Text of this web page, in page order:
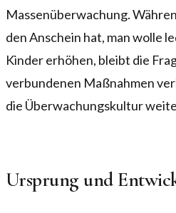
Massenüberwachung.
den Anschein hat, man wolle
Kinder erhöhen, bleibt die
verbundenen Maßnahmen
die Überwachungskultur
Ursprung und